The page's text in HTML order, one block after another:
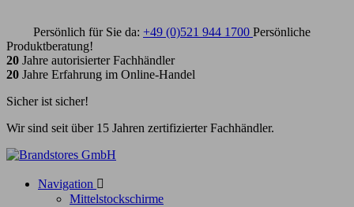
Persönlich für Sie da: +49 (0)521 944 1700 Persönliche
Produktberatung!
20 Jahre autorisierter Fachhändler
20 Jahre Erfahrung im Online-Handel
Sicher ist sicher!
Wir sind seit über 15 Jahren zertifizierter Fachhändler.
Navigation 
Mittelstockschirme